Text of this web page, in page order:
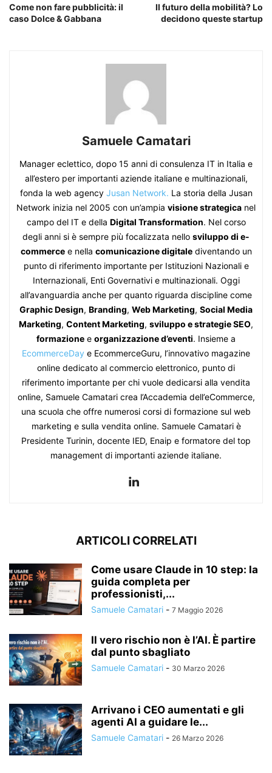
Come non fare pubblicità: il
caso Dolce & Gabbana
Il futuro della mobilità? Lo
decidono queste startup
Samuele Camatari
Manager eclettico, dopo 15 anni di consulenza IT in Italia e
all’estero per importanti aziende italiane e multinazionali,
fonda la web agency Jusan Network. La storia della Jusan
Network inizia nel 2005 con un’ampia visione strategica nel
campo del IT e della Digital Transformation. Nel corso
degli anni si è sempre più focalizzata nello sviluppo di e-
commercee nella comunicazione digitalediventando un
punto di riferimento importante per Istituzioni Nazionali e
Internazionali, Enti Governativi e multinazionali. Oggi
all’avanguardia anche per quanto riguarda discipline come
Graphic Design, Branding, Web Marketing, Social Media
Marketing, Content Marketing, sviluppo e strategie SEO,
formazione e organizzazione d’eventi. Insieme a
EcommerceDay e EcommerceGuru, l’innovativo magazine
online dedicato al commercio elettronico, punto di
riferimento importante per chi vuole dedicarsi alla vendita
online, Samuele Camatari crea l’Accademia dell’eCommerce,
una scuola che offre numerosi corsi di formazione sul web
marketing e sulla vendita online. Samuele Camatari è
Presidente Turinin, docente IED, Enaip e formatore del top
management di importanti aziende italiane.
ARTICOLI CORRELATI
Come usare Claude in 10 step: la
guida completa per
professionisti,...
Samuele Camatari - 7 Maggio 2026
Il vero rischio non è l’AI. È partire
dal punto sbagliato
Samuele Camatari - 30 Marzo 2026
Arrivano i CEO aumentati e gli
agenti AI a guidare le...
Samuele Camatari - 26 Marzo 2026